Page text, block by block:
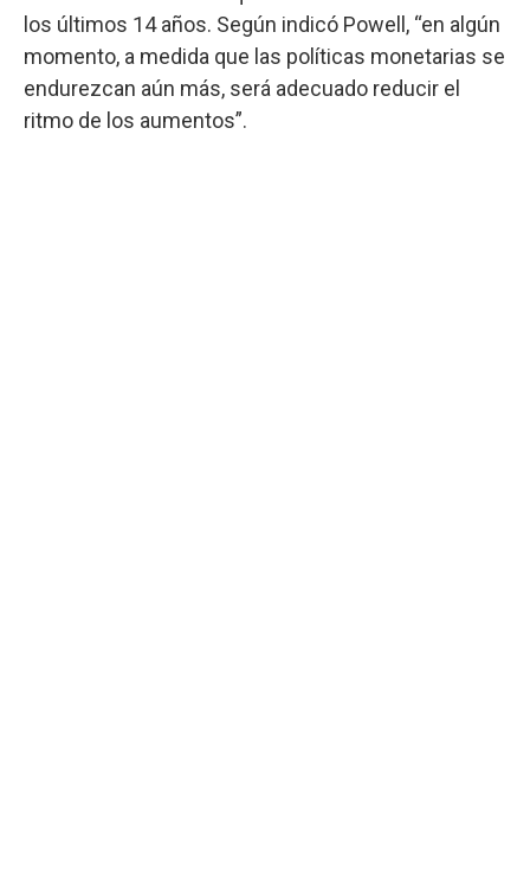
los últimos 14 años. Según indicó Powell, “en algún
momento, a medida que las políticas monetarias se
endurezcan aún más, será adecuado reducir el
ritmo de los aumentos”.